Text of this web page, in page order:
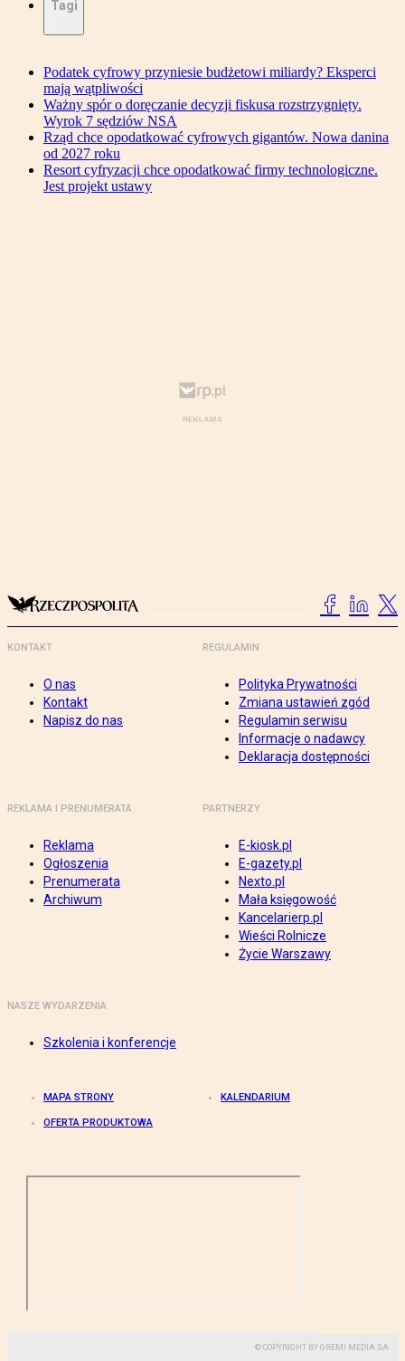
Tagi
Podatek cyfrowy przyniesie budżetowi miliardy? Eksperci
mają wątpliwości
Ważny spór o doręczanie decyzji fiskusa rozstrzygnięty.
Wyrok 7 sędziów NSA
Rząd chce opodatkować cyfrowych gigantów. Nowa danina
od 2027 roku
Resort cyfryzacji chce opodatkować firmy technologiczne.
Jest projekt ustawy
KONTAKT
O nas
Kontakt
Napisz do nas
REGULAMIN
Polityka Prywatności
Zmiana ustawień zgód
Regulamin serwisu
Informacje o nadawcy
Deklaracja dostępności
REKLAMA I PRENUMERATA
Reklama
Ogłoszenia
Prenumerata
Archiwum
PARTNERZY
E-kiosk.pl
E-gazety.pl
Nexto.pl
Mała księgowość
Kancelarierp.pl
Wieści Rolnicze
Życie Warszawy
NASZE WYDARZENIA
Szkolenia i konferencje
MAPA STRONY KALENDARIUM
OFERTA PRODUKTOWA
© COPYRIGHT BY GREMI MEDIA SA